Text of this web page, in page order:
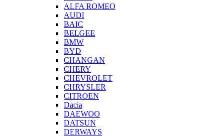
ALFA ROMEO
AUDI
BAIC
BELGEE
BMW
BYD
CHANGAN
CHERY
CHEVROLET
CHRYSLER
CITROEN
Dacia
DAEWOO
DATSUN
DERWAYS